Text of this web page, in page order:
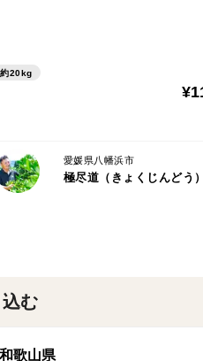
む
和歌山県
約20kg
愛媛県八幡浜市
極尽道（きょくじんどう）